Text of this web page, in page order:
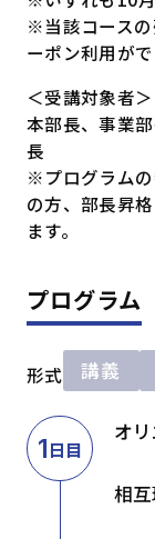
※当該コース
ーポン利用が
＜受講対象者＞
本部長、事業
長
※プログラム
の方、部長昇
ます。
プログラム
形式 講義
1日目
オ
相